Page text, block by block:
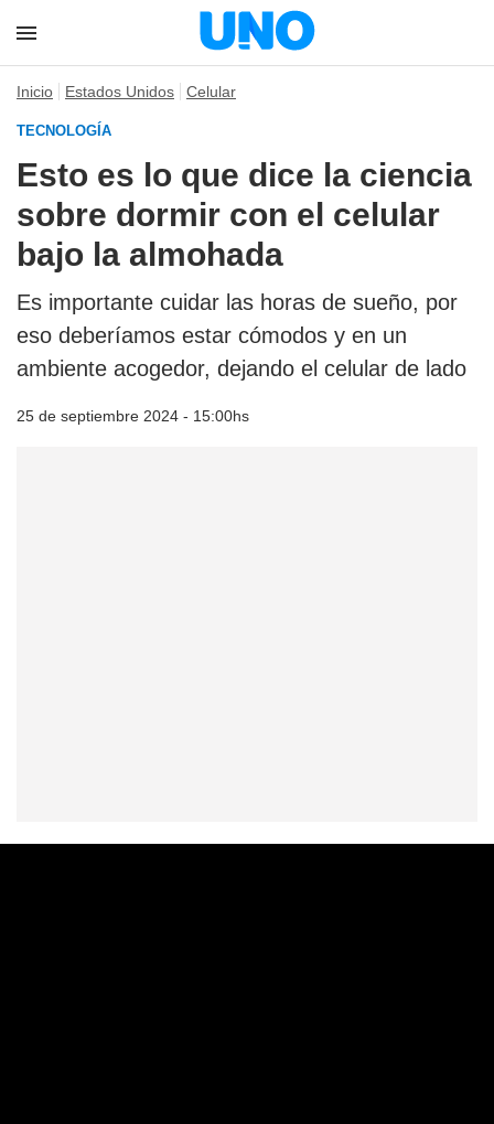
Inicio Estados Unidos Celular
TECNOLOGÍA
Esto es lo que dice la ciencia
sobre dormir con el celular
bajo la almohada
Es importante cuidar las horas de sueño, por
eso deberíamos estar cómodos y en un
ambiente acogedor, dejando el celular de lado
25 de septiembre 2024 - 15:00hs